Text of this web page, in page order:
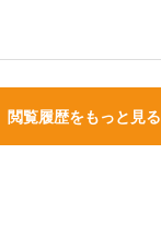
閲覧履歴をもっと見る